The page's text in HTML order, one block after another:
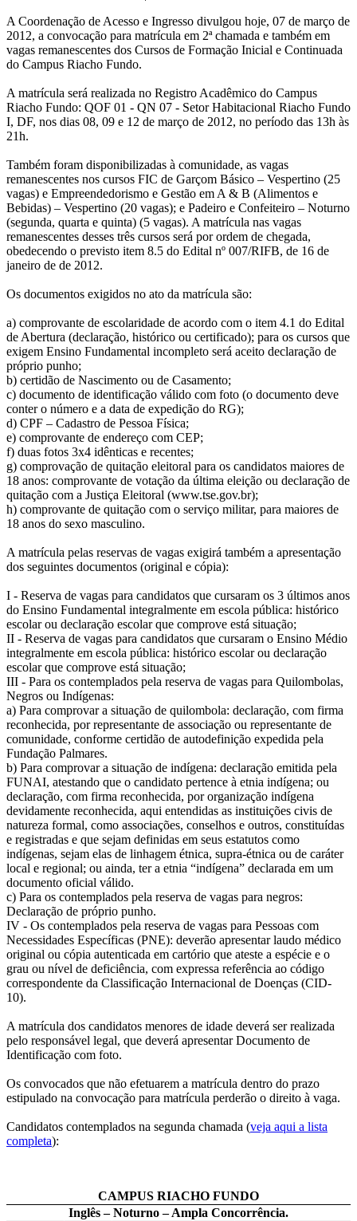
A Coordenação de Acesso e Ingresso divulgou hoje, 07 de março de
2012, a convocação para matrícula em 2ª chamada e também em
vagas remanescentes dos Cursos de Formação Inicial e Continuada
do Campus Riacho Fundo.
A matrícula será realizada no Registro Acadêmico do Campus
Riacho Fundo: QOF 01 - QN 07 - Setor Habitacional Riacho Fundo
I, DF, nos dias 08, 09 e 12 de março de 2012, no período das 13h às
21h.
Também foram disponibilizadas à comunidade, as vagas
remanescentes nos cursos FIC de Garçom Básico – Vespertino (25
vagas) e Empreendedorismo e Gestão em A & B (Alimentos e
Bebidas) – Vespertino (20 vagas); e Padeiro e Confeiteiro – Noturno
(segunda, quarta e quinta) (5 vagas). A matrícula nas vagas
remanescentes desses três cursos será por ordem de chegada,
obedecendo o previsto item 8.5 do Edital nº 007/RIFB, de 16 de
janeiro de de 2012.
Os documentos exigidos no ato da matrícula são:
a) comprovante de escolaridade de acordo com o item 4.1 do Edital
de Abertura (declaração, histórico ou certificado); para os cursos que
exigem Ensino Fundamental incompleto será aceito declaração de
próprio punho;
b) certidão de Nascimento ou de Casamento;
c) documento de identificação válido com foto (o documento deve
conter o número e a data de expedição do RG);
d) CPF – Cadastro de Pessoa Física;
e) comprovante de endereço com CEP;
f) duas fotos 3x4 idênticas e recentes;
g) comprovação de quitação eleitoral para os candidatos maiores de
18 anos: comprovante de votação da última eleição ou declaração de
quitação com a Justiça Eleitoral (www.tse.gov.br);
h) comprovante de quitação com o serviço militar, para maiores de
18 anos do sexo masculino.
A matrícula pelas reservas de vagas exigirá também a apresentação
dos seguintes documentos (original e cópia):
I - Reserva de vagas para candidatos que cursaram os 3 últimos anos
do Ensino Fundamental integralmente em escola pública: histórico
escolar ou declaração escolar que comprove está situação;
II - Reserva de vagas para candidatos que cursaram o Ensino Médio
integralmente em escola pública: histórico escolar ou declaração
escolar que comprove está situação;
III - Para os contemplados pela reserva de vagas para Quilombolas,
Negros ou Indígenas:
a) Para comprovar a situação de quilombola: declaração, com firma
reconhecida, por representante de associação ou representante de
comunidade, conforme certidão de autodefinição expedida pela
Fundação Palmares.
b) Para comprovar a situação de indígena: declaração emitida pela
FUNAI, atestando que o candidato pertence à etnia indígena; ou
declaração, com firma reconhecida, por organização indígena
devidamente reconhecida, aqui entendidas as instituições civis de
natureza formal, como associações, conselhos e outros, constituídas
e registradas e que sejam definidas em seus estatutos como
indígenas, sejam elas de linhagem étnica, supra-étnica ou de caráter
local e regional; ou ainda, ter a etnia “indígena” declarada em um
documento oficial válido.
c) Para os contemplados pela reserva de vagas para negros:
Declaração de próprio punho.
IV - Os contemplados pela reserva de vagas para Pessoas com
Necessidades Específicas (PNE): deverão apresentar laudo médico
original ou cópia autenticada em cartório que ateste a espécie e o
grau ou nível de deficiência, com expressa referência ao código
correspondente da Classificação Internacional de Doenças (CID-
10).
A matrícula dos candidatos menores de idade deverá ser realizada
pelo responsável legal, que deverá apresentar Documento de
Identificação com foto.
Os convocados que não efetuarem a matrícula dentro do prazo
estipulado na convocação para matrícula perderão o direito à vaga.
Candidatos contemplados na segunda chamada (veja aqui a lista
completa):
CAMPUS RIACHO FUNDO
Inglês – Noturno – Ampla Concorrência.